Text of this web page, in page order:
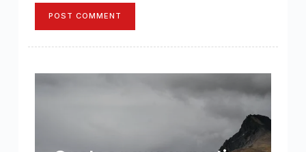
POST COMMENT